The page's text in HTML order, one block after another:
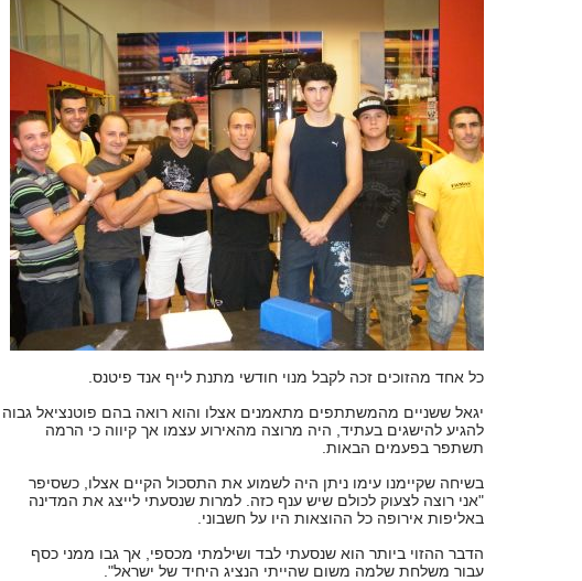
כל אחד מהזוכים זכה לקבל מנוי חודשי מתנת לייף אנד פיטנס.
יגאל ששניים מהמשתתפים מתאמנים אצלו והוא רואה בהם פוטנציאל גבוה
להגיע להישגים בעתיד, היה מרוצה מהאירוע עצמו אך קיווה כי הרמה
תשתפר בפעמים הבאות.
בשיחה שקיימנו עימו ניתן היה לשמוע את התסכול הקיים אצלו, כשסיפר
"אני רוצה לצעוק לכולם שיש ענף כזה. למרות שנסעתי לייצג את המדינה
באליפות אירופה כל ההוצאות היו על חשבוני.
הדבר ההזוי ביותר הוא שנסעתי לבד ושילמתי מכספי, אך גבו ממני כסף
עבור משלחת שלמה משום שהייתי הנציג היחיד של ישראל".